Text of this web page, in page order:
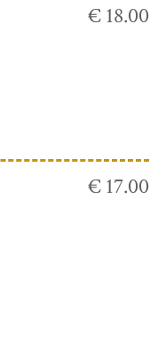
€ 18.00
€ 17.00